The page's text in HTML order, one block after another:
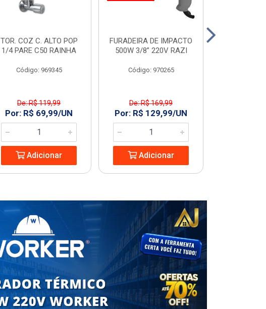
TOR. COZ C. ALTO POP
1/4 PARE C50 RAINHA
Código: 969345
De: R$ 119,99
Por: R$ 69,99/UN
Adicionar
FURADEIRA DE IMPACTO
500W 3/8” 220V RAZI
Código: 970265
De: R$ 169,99
Por: R$ 129,99/UN
Adicionar